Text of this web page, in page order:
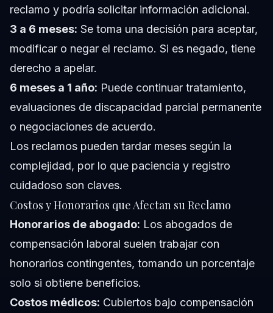
reclamo y podría solicitar información adicional.
3 a 6 meses: Se toma una decisión para aceptar,
modificar o negar el reclamo. Si es negado, tiene
derecho a apelar.
6 meses a 1 año: Puede continuar tratamiento,
evaluaciones de discapacidad parcial permanente
o negociaciones de acuerdo.
Los reclamos pueden tardar meses según la
complejidad, por lo que paciencia y registro
cuidadoso son claves.
Costos y Honorarios que Afectan su Reclamo
Honorarios de abogado: Los abogados de
compensación laboral suelen trabajar con
honorarios contingentes, tomando un porcentaje
solo si obtiene beneficios.
Costos médicos: Cubiertos bajo compensación